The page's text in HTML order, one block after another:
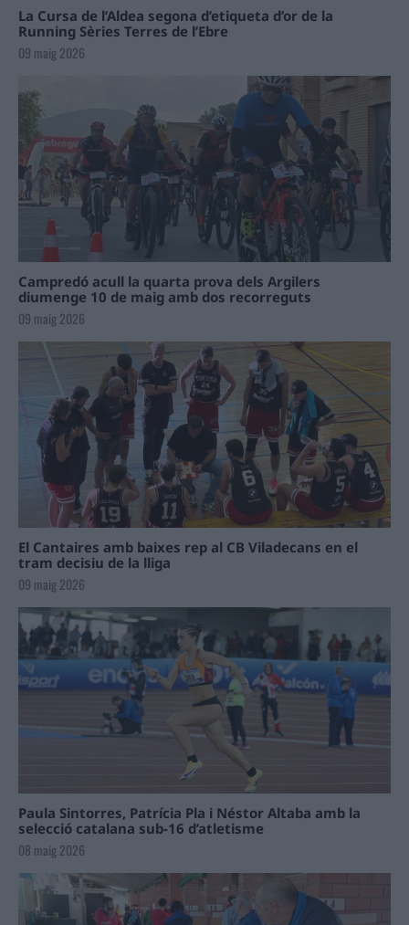
La Cursa de l’Aldea segona d’etiqueta d’or de la
Running Sèries Terres de l’Ebre
09 maig 2026
Campredó acull la quarta prova dels Argilers
diumenge 10 de maig amb dos recorreguts
09 maig 2026
El Cantaires amb baixes rep al CB Viladecans en el
tram decisiu de la lliga
09 maig 2026
Paula Sintorres, Patrícia Pla i Néstor Altaba amb la
selecció catalana sub-16 d’atletisme
08 maig 2026